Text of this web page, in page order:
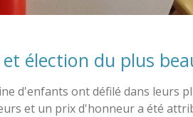
et élection du plus
d'enfants ont défilé dans leurs
et un prix d'honneur a été